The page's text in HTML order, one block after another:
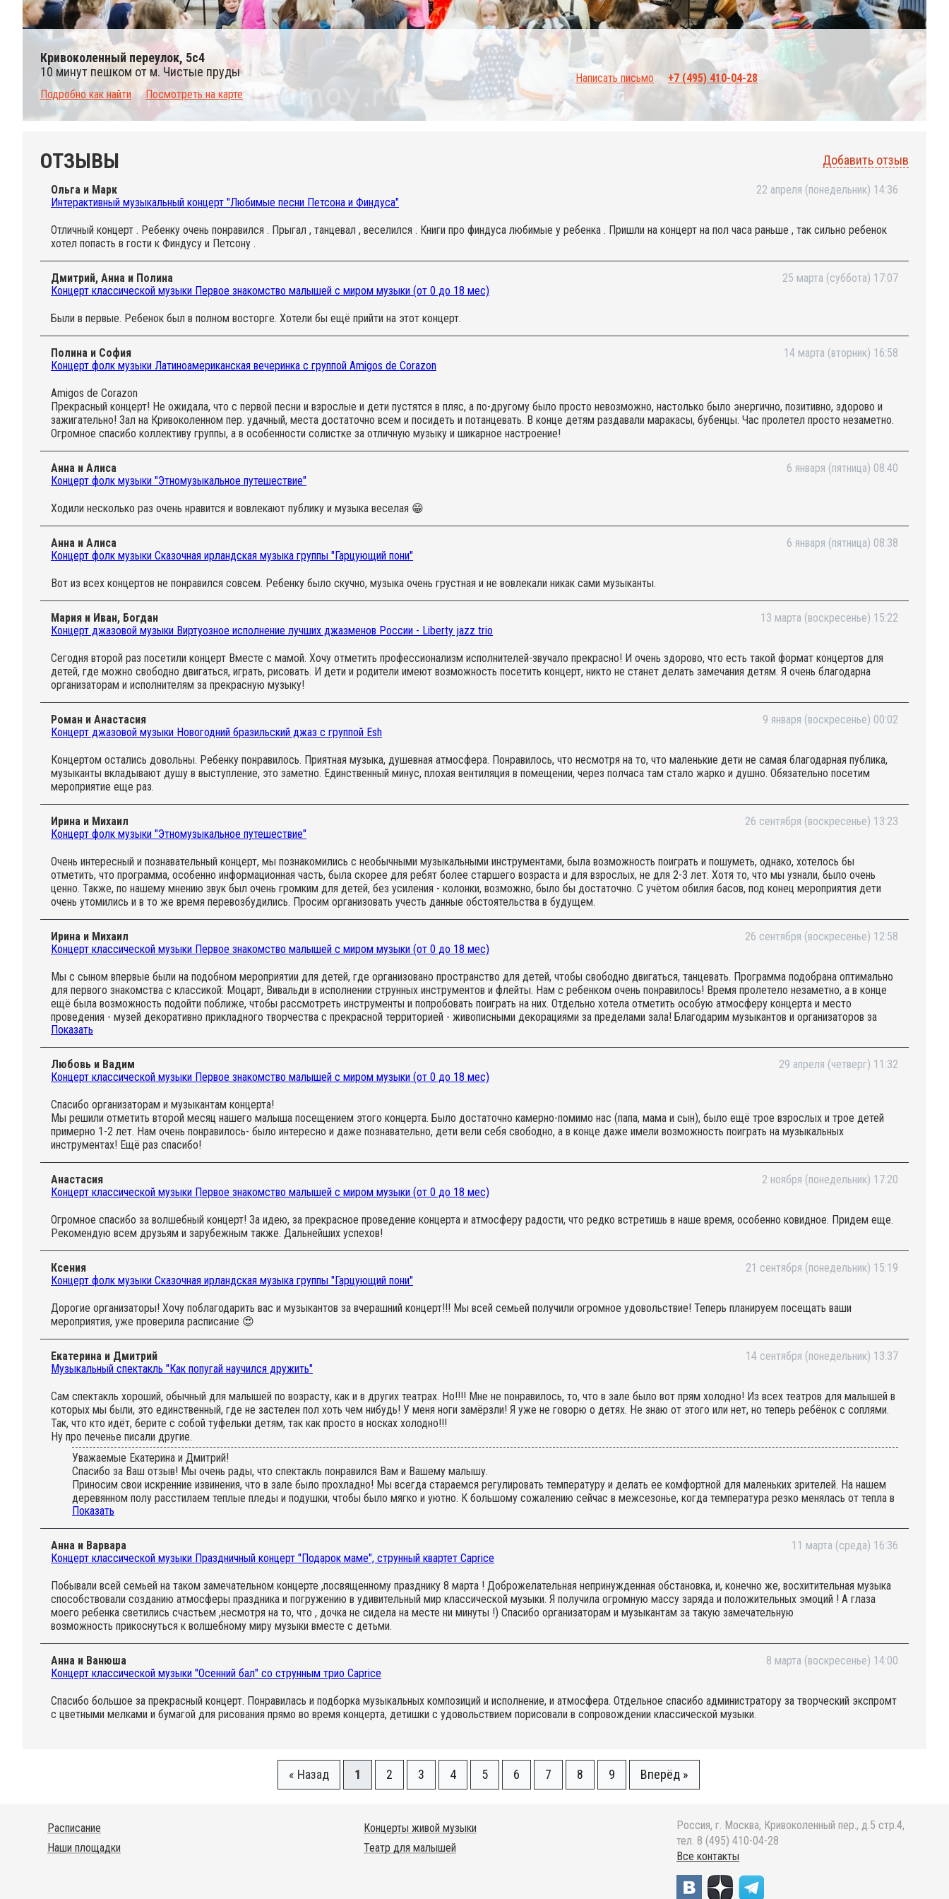
Кривоколенный переулок, 5с4
10 минут пешком от м. Чистые пруды
Подробно как найти Посмотреть на карте
Написать письмо +7 (495) 410-04-28
ОТЗЫВЫ Добавить отзыв
Ольга и Марк
22 апреля (понедельник) 14:36
Интерактивный музыкальный концерт "Любимые песни Петсона и Финдуса"
Отличный концерт . Ребенку очень понравился . Прыгал , танцевал , веселился . Книги про финдуса любимые у ребенка . Пришли на концерт на пол часа раньше , так сильно ребенок
хотел попасть в гости к Финдусу и Петсону .
Дмитрий, Анна и Полина
25 марта (суббота) 17:07
Концерт классической музыки Первое знакомство малышей с миром музыки (от 0 до 18 мес)
Были в первые. Ребенок был в полном восторге. Хотели бы ещё прийти на этот концерт.
Полина и София
14 марта (вторник) 16:58
Концерт фолк музыки Латиноамериканская вечеринка с группой Amigos de Corazon
Amigos de Corazon
Прекрасный концерт! Не ожидала, что с первой песни и взрослые и дети пустятся в пляс, а по-другому было просто невозможно, настолько было энергично, позитивно, здорово и
зажигательно! Зал на Кривоколенном пер. удачный, места достаточно всем и посидеть и потанцевать. В конце детям раздавали маракасы, бубенцы. Час пролетел просто незаметно.
Огромное спасибо коллективу группы, а в особенности солистке за отличную музыку и шикарное настроение!
Анна и Алиса
6 января (пятница) 08:40
Концерт фолк музыки "Этномузыкальное путешествие"
Ходили несколько раз очень нравится и вовлекают публику и музыка веселая 😁
Анна и Алиса
6 января (пятница) 08:38
Концерт фолк музыки Сказочная ирландская музыка группы "Гарцующий пони"
Вот из всех концертов не понравился совсем. Ребенку было скучно, музыка очень грустная и не вовлекали никак сами музыканты.
Мария и Иван, Богдан
13 марта (воскресенье) 15:22
Концерт джазовой музыки Виртуозное исполнение лучших джазменов России - Liberty jazz trio
Сегодня второй раз посетили концерт Вместе с мамой. Хочу отметить профессионализм исполнителей-звучало прекрасно! И очень здорово, что есть такой формат концертов для
детей, где можно свободно двигаться, играть, рисовать. И дети и родители имеют возможность посетить концерт, никто не станет делать замечания детям. Я очень благодарна
организаторам и исполнителям за прекрасную музыку!
Роман и Анастасия
9 января (воскресенье) 00:02
Концерт джазовой музыки Новогодний бразильский джаз с группой Esh
Концертом остались довольны. Ребенку понравилось. Приятная музыка, душевная атмосфера. Понравилось, что несмотря на то, что маленькие дети не самая благодарная публика,
музыканты вкладывают душу в выступление, это заметно. Единственный минус, плохая вентиляция в помещении, через полчаса там стало жарко и душно. Обязательно посетим
мероприятие еще раз.
Ирина и Михаил
26 сентября (воскресенье) 13:23
Концерт фолк музыки "Этномузыкальное путешествие"
Очень интересный и познавательный концерт, мы познакомились с необычными музыкальными инструментами, была возможность поиграть и пошуметь, однако, хотелось бы
отметить, что программа, особенно информационная часть, была скорее для ребят более старшего возраста и для взрослых, не для 2-3 лет. Хотя то, что мы узнали, было очень
ценно. Также, по нашему мнению звук был очень громким для детей, без усиления - колонки, возможно, было бы достаточно. С учётом обилия басов, под конец мероприятия дети
очень утомились и в то же время перевозбудились. Просим организовать учесть данные обстоятельства в будущем.
Ирина и Михаил
26 сентября (воскресенье) 12:58
Концерт классической музыки Первое знакомство малышей с миром музыки (от 0 до 18 мес)
Мы с сыном впервые были на подобном мероприятии для детей, где организовано пространство для детей, чтобы свободно двигаться, танцевать. Программа подобрана оптимально
для первого знакомства с классикой: Моцарт, Вивальди в исполнении струнных инструментов и флейты. Нам с ребенком очень понравилось! Время пролетело незаметно, а в конце
ещё была возможность подойти поближе, чтобы рассмотреть инструменты и попробовать поиграть на них. Отдельно хотела отметить особую атмосферу концерта и место
проведения - музей декоративно прикладного творчества с прекрасной территорией - живописными декорациями за пределами зала! Благодарим музыкантов и организаторов за
доставленное удовольствие и лёгкое время в прекрасной компании!
Показать
Любовь и Вадим
29 апреля (четверг) 11:32
Концерт классической музыки Первое знакомство малышей с миром музыки (от 0 до 18 мес)
Спасибо организаторам и музыкантам концерта!
Мы решили отметить второй месяц нашего малыша посещением этого концерта. Было достаточно камерно-помимо нас (папа, мама и сын), было ещё трое взрослых и трое детей
примерно 1-2 лет. Нам очень понравилось- было интересно и даже познавательно, дети вели себя свободно, а в конце даже имели возможность поиграть на музыкальных
инструментах! Ещё раз спасибо!
Анастасия
2 ноября (понедельник) 17:20
Концерт классической музыки Первое знакомство малышей с миром музыки (от 0 до 18 мес)
Огромное спасибо за волшебный концерт! За идею, за прекрасное проведение концерта и атмосферу радости, что редко встретишь в наше время, особенно ковидное. Придем еще.
Рекомендую всем друзьям и зарубежным также. Дальнейших успехов!
Ксения
21 сентября (понедельник) 15:19
Концерт фолк музыки Сказочная ирландская музыка группы "Гарцующий пони"
Дорогие организаторы! Хочу поблагодарить вас и музыкантов за вчерашний концерт!!! Мы всей семьей получили огромное удовольствие! Теперь планируем посещать ваши
мероприятия, уже проверила расписание 😍
Екатерина и Дмитрий
14 сентября (понедельник) 13:37
Музыкальный спектакль "Как попугай научился дружить"
Сам спектакль хороший, обычный для малышей по возрасту, как и в других театрах. Но!!!! Мне не понравилось, то, что в зале было вот прям холодно! Из всех театров для малышей в
которых мы были, это единственный, где не застелен пол хоть чем нибудь! У меня ноги замёрзли! Я уже не говорю о детях. Не знаю от этого или нет, но теперь ребёнок с соплями.
Так, что кто идёт, берите с собой туфельки детям, так как просто в носках холодно!!!
Ну про печенье писали другие.
Уважаемые Екатерина и Дмитрий!
Спасибо за Ваш отзыв! Мы очень рады, что спектакль понравился Вам и Вашему малышу.
Приносим свои искренние извинения, что в зале было прохладно! Мы всегда стараемся регулировать температуру и делать ее комфортной для маленьких зрителей. На нашем
деревянном полу расстилаем теплые пледы и подушки, чтобы было мягко и уютно. К большому сожалению сейчас в межсезонье, когда температура резко менялась от тепла в
холод и наоборот, не успели вовремя отреагировать.
С уважением, команда "Вместе с мамой"
Показать
Анна и Варвара
11 марта (среда) 16:36
Концерт классической музыки Праздничный концерт "Подарок маме", струнный квартет Caprice
Побывали всей семьей на таком замечательном концерте ,посвященному празднику 8 марта ! Доброжелательная непринужденная обстановка, и, конечно же, восхитительная музыка
способствовали созданию атмосферы праздника и погружению в удивительный мир классической музыки. Я получила огромную массу заряда и положительных эмоций ! А глаза
моего ребенка светились счастьем ,несмотря на то, что , дочка не сидела на месте ни минуты !) Спасибо организаторам и музыкантам за такую замечательную
возможность прикоснуться к волшебному миру музыки вместе с детьми.
Анна и Ванюша
8 марта (воскресенье) 14:00
Концерт классической музыки "Осенний бал" со струнным трио Caprice
Спасибо большое за прекрасный концерт. Понравилась и подборка музыкальных композиций и исполнение, и атмосфера. Отдельное спасибо администратору за творческий экспромт
с цветными мелками и бумагой для рисования прямо во время концерта, детишки с удовольствием порисовали в сопровождении классической музыки.
« Назад 1 2 3 4 5 6 7 8 9 Вперёд »
Расписание
Наши площадки
Концерты живой музыки
Театр для малышей
Россия, г. Москва, Кривоколенный пер., д.5 стр.4,
тел. 8 (495) 410-04-28
Все контакты